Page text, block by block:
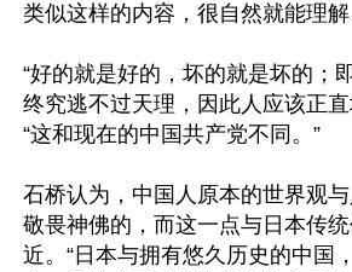
类似这样的内容，很自然就能理解
“好的就是好的，坏的就是坏的；
终究逃不过天理，因此人应该正直
“这和现在的中国共产党不同。”
石桥认为，中国人原本的世界观
敬畏神佛的，而这一点与日本传
近。“日本与拥有悠久历史的中国